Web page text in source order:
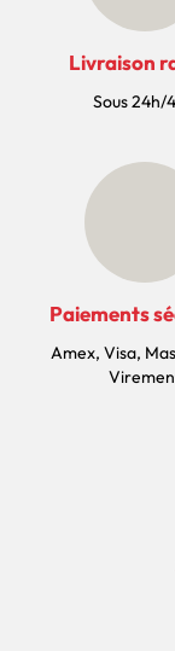
Livraison
Sous 24h/
Paiements
Amex, Visa,